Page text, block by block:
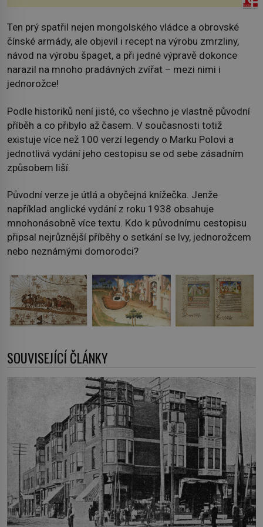
Ten prý spatřil nejen mongolského vládce a obrovské
čínské armády, ale objevil i recept na výrobu zmrzliny,
návod na výrobu špaget, a při jedné výpravě dokonce
narazil na mnoho pradávných zvířat – mezi nimi i
jednorožce!
Podle historiků není jisté, co všechno je vlastně původní
příběh a co přibylo až časem. V současnosti totiž
existuje více než 100 verzí legendy o Marku Polovi a
jednotlivá vydání jeho cestopisu se od sebe zásadním
způsobem liší.
Původní verze je útlá a obyčejná knížečka. Jenže
například anglické vydání z roku 1938 obsahuje
mnohonásobně více textu. Kdo k původnímu cestopisu
připsal nejrůznější příběhy o setkání se lvy, jednorožcem
nebo neznámými domorodci?
SOUVISEJÍCÍ ČLÁNKY